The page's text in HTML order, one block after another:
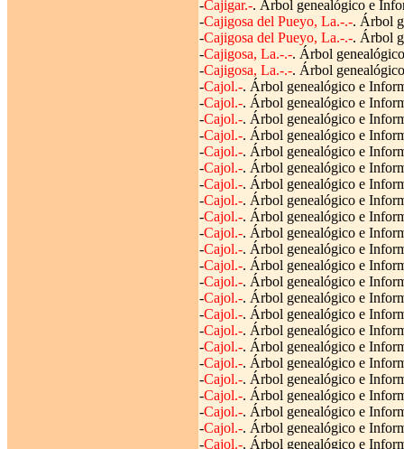
-Cajigar.-. Árbol genealógico e
-Cajigosa del Pueyo, La.-.-. Árbol
-Cajigosa del Pueyo, La.-.-. Árbol
-Cajigosa, La.-.-. Árbol
-Cajigosa, La.-.-. Árbol
-Cajol.-. Árbol genealógico e
-Cajol.-. Árbol genealógico e
-Cajol.-. Árbol genealógico e
-Cajol.-. Árbol genealógico e
-Cajol.-. Árbol genealógico e
-Cajol.-. Árbol genealógico e
-Cajol.-. Árbol genealógico e
-Cajol.-. Árbol genealógico e
-Cajol.-. Árbol genealógico e
-Cajol.-. Árbol genealógico e
-Cajol.-. Árbol genealógico e
-Cajol.-. Árbol genealógico e
-Cajol.-. Árbol genealógico e
-Cajol.-. Árbol genealógico e
-Cajol.-. Árbol genealógico e
-Cajol.-. Árbol genealógico e
-Cajol.-. Árbol genealógico e
-Cajol.-. Árbol genealógico e
-Cajol.-. Árbol genealógico e
-Cajol.-. Árbol genealógico e
-Cajol.-. Árbol genealógico e
-Cajol.-. Árbol genealógico e
-Cajol.-. Árbol genealógico e